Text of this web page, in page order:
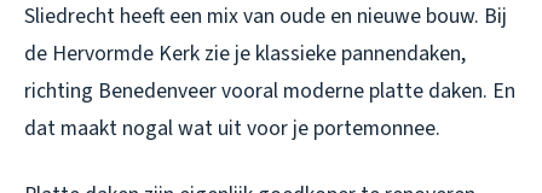
Sliedrecht heeft een mix van oude en nieuwe bouw. Bij
de Hervormde Kerk zie je klassieke pannendaken,
richting Benedenveer vooral moderne platte daken. En
dat maakt nogal wat uit voor je portemonnee.